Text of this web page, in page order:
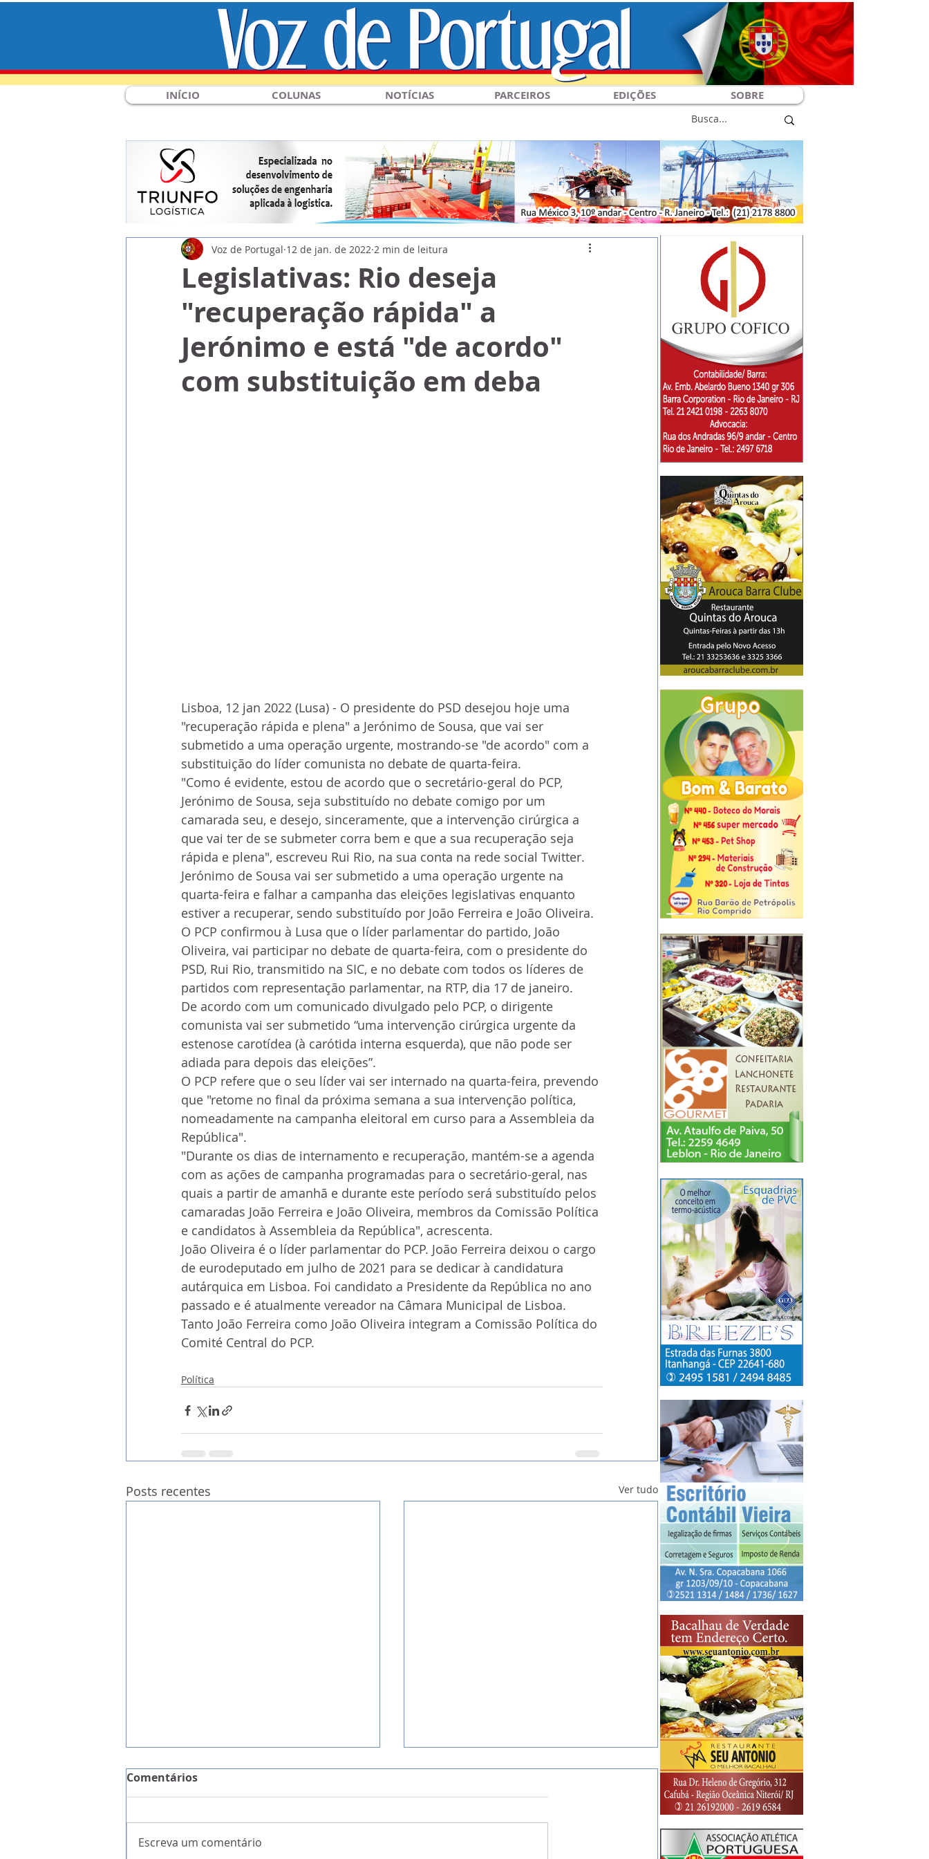
INÍCIO COLUNAS NOTÍCIAS PARCEIROS EDIÇÕES SOBRE
Legislativas: Rio deseja
"recuperação rápida" a
Jerónimo e está "de acordo"
com substituição em deba
Voz de Portugal 12 de jan. de 2022 2 min de leitura
Lisboa, 12 jan 2022 (Lusa) - O presidente do PSD desejou hoje uma
"recuperação rápida e plena" a Jerónimo de Sousa, que vai ser
submetido a uma operação urgente, mostrando-se "de acordo" com a
substituição do líder comunista no debate de quarta-feira.
"Como é evidente, estou de acordo que o secretário-geral do PCP,
Jerónimo de Sousa, seja substituído no debate comigo por um
camarada seu, e desejo, sinceramente, que a intervenção cirúrgica a
que vai ter de se submeter corra bem e que a sua recuperação seja
rápida e plena", escreveu Rui Rio, na sua conta na rede social Twitter.
Jerónimo de Sousa vai ser submetido a uma operação urgente na
quarta-feira e falhar a campanha das eleições legislativas enquanto
estiver a recuperar, sendo substituído por João Ferreira e João Oliveira.
O PCP confirmou à Lusa que o líder parlamentar do partido, João
Oliveira, vai participar no debate de quarta-feira, com o presidente do
PSD, Rui Rio, transmitido na SIC, e no debate com todos os líderes de
partidos com representação parlamentar, na RTP, dia 17 de janeiro.
De acordo com um comunicado divulgado pelo PCP, o dirigente
comunista vai ser submetido “uma intervenção cirúrgica urgente da
estenose carotídea (à carótida interna esquerda), que não pode ser
adiada para depois das eleições”.
O PCP refere que o seu líder vai ser internado na quarta-feira, prevendo
que "retome no final da próxima semana a sua intervenção política,
nomeadamente na campanha eleitoral em curso para a Assembleia da
República".
"Durante os dias de internamento e recuperação, mantém-se a agenda
com as ações de campanha programadas para o secretário-geral, nas
quais a partir de amanhã e durante este período será substituído pelos
camaradas João Ferreira e João Oliveira, membros da Comissão Política
e candidatos à Assembleia da República", acrescenta.
João Oliveira é o líder parlamentar do PCP. João Ferreira deixou o cargo
de eurodeputado em julho de 2021 para se dedicar à candidatura
autárquica em Lisboa. Foi candidato a Presidente da República no ano
passado e é atualmente vereador na Câmara Municipal de Lisboa.
Tanto João Ferreira como João Oliveira integram a Comissão Política do
Comité Central do PCP.
Política
Posts recentes Ver tudo
Comentários
Escreva um comentário